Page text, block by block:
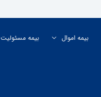
بیمه اموال بیمه مسئولیت